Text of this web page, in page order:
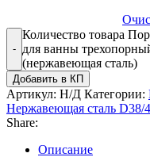
Количество товара
для ванны
(нержавеющая сталь)
Добавить в КП
Артикул: Н/Д Категории:
Нержавеющая сталь D38/
Share:
Описание